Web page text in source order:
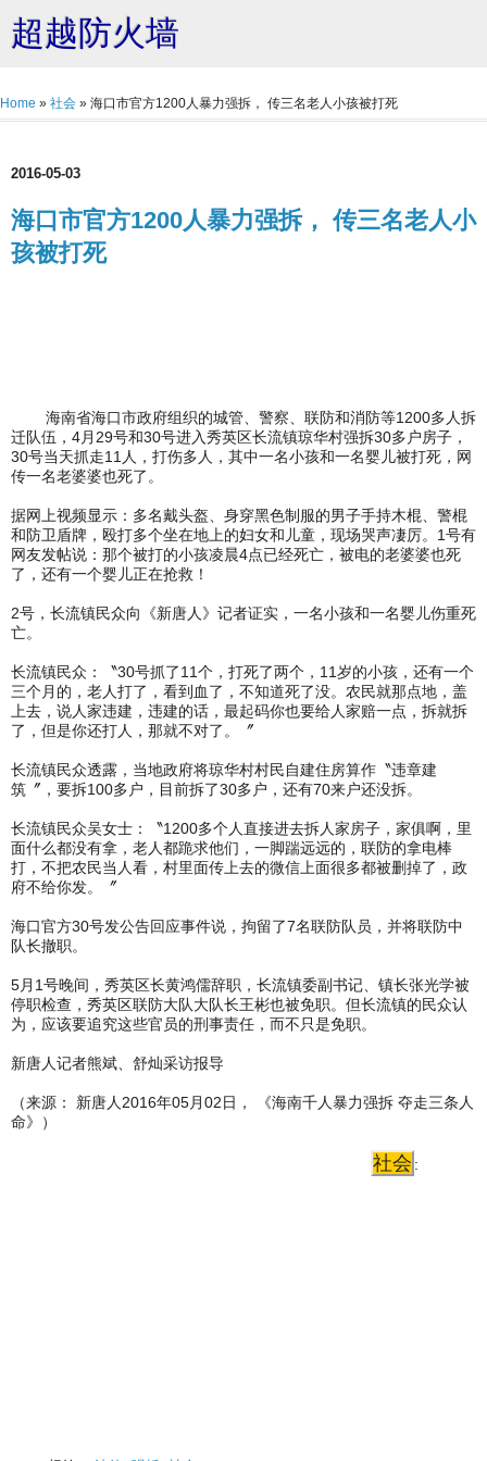
超越防火墙
Home » 社会 » 海口市官方1200人暴力强拆， 传三名老人小孩被打死
2016-05-03
海口市官方1200人暴力强拆， 传三名老人小
孩被打死
海南省海口市政府组织的城管、警察、联防和消防等1200多人拆
迁队伍，4月29号和30号进入秀英区长流镇琼华村强拆30多户房子，
30号当天抓走11人，打伤多人，其中一名小孩和一名婴儿被打死，网
传一名老婆婆也死了。
据网上视频显示：多名戴头盔、身穿黑色制服的男子手持木棍、警棍
和防卫盾牌，殴打多个坐在地上的妇女和儿童，现场哭声凄厉。1号有
网友发帖说：那个被打的小孩凌晨4点已经死亡，被电的老婆婆也死
了，还有一个婴儿正在抢救！
2号，长流镇民众向《新唐人》记者证实，一名小孩和一名婴儿伤重死
亡。
长流镇民众：〝30号抓了11个，打死了两个，11岁的小孩，还有一个
三个月的，老人打了，看到血了，不知道死了没。农民就那点地，盖
上去，说人家违建，违建的话，最起码你也要给人家赔一点，拆就拆
了，但是你还打人，那就不对了。〞
长流镇民众透露，当地政府将琼华村村民自建住房算作〝违章建
筑〞，要拆100多户，目前拆了30多户，还有70来户还没拆。
长流镇民众吴女士：〝1200多个人直接进去拆人家房子，家俱啊，里
面什么都没有拿，老人都跪求他们，一脚踹远远的，联防的拿电棒
打，不把农民当人看，村里面传上去的微信上面很多都被删掉了，政
府不给你发。〞
海口官方30号发公告回应事件说，拘留了7名联防队员，并将联防中
队长撤职。
5月1号晚间，秀英区长黄鸿儒辞职，长流镇委副书记、镇长张光学被
停职检查，秀英区联防大队大队长王彬也被免职。但长流镇的民众认
为，应该要追究这些官员的刑事责任，而不只是免职。
新唐人记者熊斌、舒灿采访报导
（来源： 新唐人2016年05月02日， 《海南千人暴力强拆 夺走三条人
命》）
社会 :